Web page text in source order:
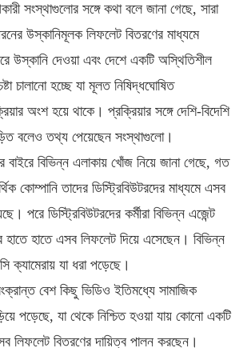
সংস্থাগুলোর সঙ্গে কথা বলে জানা গেছে, সারা
উস্কানিমূলক লিফলেট বিতরণের মাধ্যমে
উস্কানি দেওয়া এবং দেশে একটি অস্থিতিশীল
চালানো হচ্ছে যা মূলত নিষিদ্ধঘোষিত
অংশ হয়ে থাকে। প্রক্রিয়ার সঙ্গে দেশি-বিদেশি
বলেও তথ্য পেয়েছেন সংস্থাগুলো।
বাইরে বিভিন্ন এলাকায় খোঁজ নিয়ে জানা গেছে, গত
কোম্পানি তাদের ডিস্ট্রিবিউটরদের মাধ্যমে এসব
পরে ডিস্ট্রিবিউটরদের কর্মীরা বিভিন্ন এজেন্ট
হাতে হাতে এসব লিফলেট দিয়ে এসেছেন। বিভিন্ন
ক্যামেরায় যা ধরা পড়েছে।
বেশ কিছু ভিডিও ইতিমধ্যে সামাজিক
পড়েছে, যা থেকে নিশ্চিত হওয়া যায় কোনো একটি
লিফলেট বিতরণের দায়িত্ব পালন করছেন।